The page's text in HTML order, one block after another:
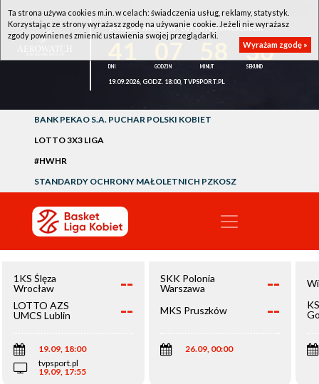
1KS ŚLĘZA WROCŁAW - LOTTO AZS UMCS LUBLIN
30
19.09.2026, GODZ. 18:00, TVPSPORT.PL
BANK PEKAO S.A. PUCHAR POLSKI KOBIET
LOTTO 3X3 LIGA
#HWHR
STANDARDY OCHRONY MAŁOLETNICH PZKOSZ
1KS Ślęza
Wrocław
--
LOTTO AZS
UMCS Lublin
--
19.09, 18:00
tvpsport.pl
19.09, 17:55
SKK Polonia
Warszawa
--
MKS Pruszków --
26.09, 00:00
Ta strona używa cookies m.in. w celach: świadczenia usług, reklamy, statystyk.
Korzystając ze strony wyrażasz zgodę na używanie cookie. Jeżeli nie wyrażasz
zgody powinieneś zmienić ustawienia swojej przeglądarki.
Wyrażam zgodę »